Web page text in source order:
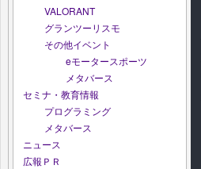
VALORANT
グランツーリスモ
その他イベント
eモータースポーツ
メタバース
セミナ・教育情報
プログラミング
メタバース
ニュース
広報ＰＲ